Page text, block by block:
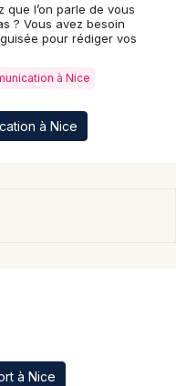
que l’on parle de vous
? Vous avez besoin
pour rédiger vos
à Nice
à Nice
à Nice